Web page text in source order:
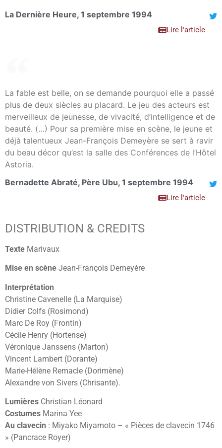
La Dernière Heure, 1 septembre 1994
Lire l'article
La fable est belle, on se demande pourquoi elle a passé
plus de deux siècles au placard. Le jeu des acteurs est
merveilleux de jeunesse, de vivacité, d’intelligence et de
beauté. (…) Pour sa première mise en scène, le jeune et
déjà talentueux Jean-François Demeyère se sert à ravir
du beau décor qu’est la salle des Conférences de l’Hôtel
Astoria.
Bernadette Abraté, Père Ubu, 1 septembre 1994
Lire l'article
DISTRIBUTION & CREDITS
Texte Marivaux
Mise en scène Jean-François Demeyère
Interprétation
Christine Cavenelle (La Marquise)
Didier Colfs (Rosimond)
Marc De Roy (Frontin)
Cécile Henry (Hortense)
Véronique Janssens (Marton)
Vincent Lambert (Dorante)
Marie-Hélène Remacle (Dorimène)
Alexandre von Sivers (Chrisante).
Lumières Christian Léonard
Costumes Marina Yee
Au clavecin : Miyako Miyamoto – « Pièces de clavecin 1746
» (Pancrace Royer)